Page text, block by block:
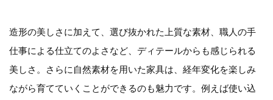
造形の美しさに加えて、選び抜かれた上質な素材、職人の手
仕事による仕立てのよさなど、ディテールからも感じられる
美しさ。さらに自然素材を用いた家具は、経年変化を楽しみ
ながら育てていくことができるのも魅力です。例えば使い込